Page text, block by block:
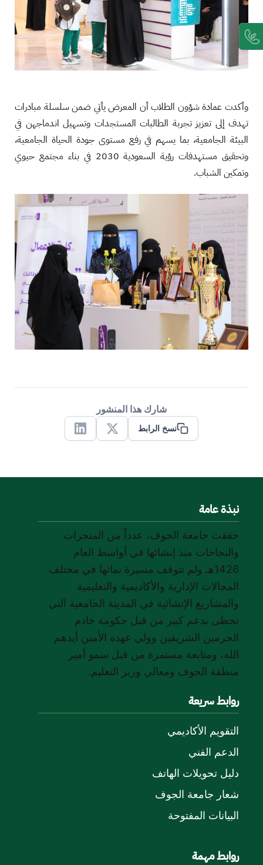
وأكدت عمادة شؤون الطلاب أن المعرض يأتي ضمن سلسلة مبادرات
تهدف إلى تعزيز تجربة الطالبات المستجدات وتسهيل اندماجهن في
البيئة الجامعية، بما يسهم في رفع مستوى جودة الحياة الجامعية،
وتحقيق مستهدفات رؤية السعودية 2030 في بناء مجتمع حيوي
وتمكين الشباب.
شارك هذا المنشور
نسخ الرابط
X
Linkedin
نبذة عامة
حققت جامعة الجوف، عدداً من المنجزات
والنجاحات منذ إنشائها في أواسط العام
1426هـ ولم تتوقف مسيرة نمائها في مختلف
المجالات الإدارية والأكاديمية والتعليمية
والمشاريع الإنشائية في المدينة الجامعية التي
تحظى بدعم كبير من قبل حكومة خادم
الحرمين الشريفين وولي عهده الأمين أيدهم
الله، ومتابعة مستمرة من قبل سمو أمير
منطقة الجوف ومعالي وزير التعليم.
روابط سريعة
التقويم الأكاديمي
الدعم الفني
دليل تحويلات الهاتف
شعار جامعة الجوف
البيانات المفتوحة
روابط مهمة